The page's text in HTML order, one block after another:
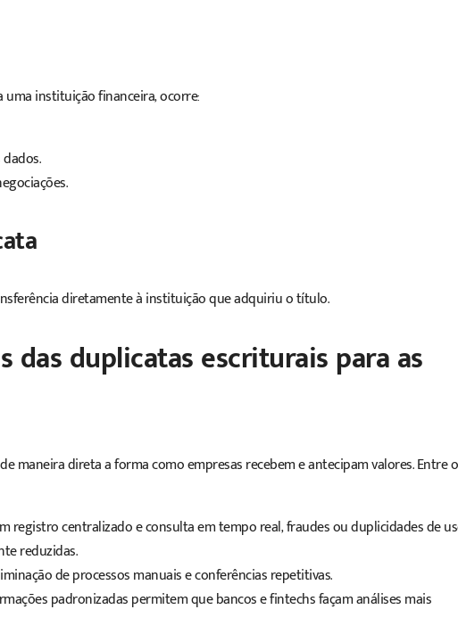
instituição financeira, ocorre:
diretamente à instituição que adquiriu o título.
das duplicatas escriturais para as
maneira direta a forma como empresas recebem e antecipam valores. Entre
registro centralizado e consulta em tempo real, fraudes ou duplicidades de
reduzidas.
de processos manuais e conferências repetitivas.
padronizadas permitem que bancos e fintechs façam análises mais